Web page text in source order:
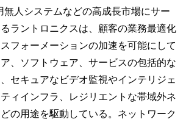
人システムなどの高成長市場にサー
ラントロニクスは、顧客の業務最適化
フォーメーションの加速を可能にして
、ソフトウェア、サービスの包括的な
セキュアなビデオ監視やインテリジェ
ィインフラ、レジリエントな帯域外ネ
の用途を駆動している。ネットワーク